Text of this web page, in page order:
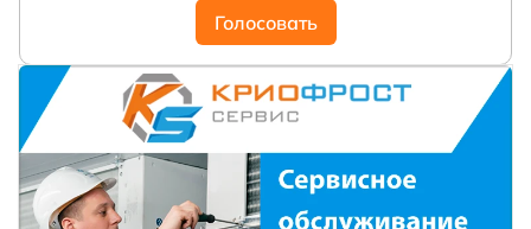
Голосовать